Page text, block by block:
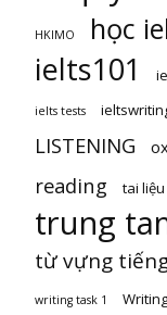
HKIMO học
ielts101
ielts tests
LISTENING
reading tai
trung
từ vựng
writing task 1